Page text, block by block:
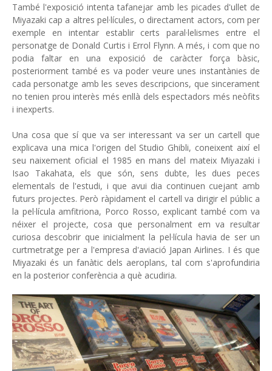
També l'exposició intenta tafanejar amb les picades d'ullet de
Miyazaki cap a altres pel·lícules, o directament actors, com per
exemple en intentar establir certs paral·lelismes entre el
personatge de Donald Curtis i Errol Flynn. A més, i com que no
podia faltar en una exposició de caràcter força bàsic,
posteriorment també es va poder veure unes instantànies de
cada personatge amb les seves descripcions, que sincerament
no tenien prou interès més enllà dels espectadors més neòfits
i inexperts.
Una cosa que sí que va ser interessant va ser un cartell que
explicava una mica l'origen del Studio Ghibli, coneixent així el
seu naixement oficial el 1985 en mans del mateix Miyazaki i
Isao Takahata, els que són, sens dubte, les dues peces
elementals de l'estudi, i que avui dia continuen cuejant amb
futurs projectes. Però ràpidament el cartell va dirigir el públic a
la pel·lícula amfitriona, Porco Rosso, explicant també com va
néixer el projecte, cosa que personalment em va resultar
curiosa descobrir que inicialment la pel·lícula havia de ser un
curtmetratge per a l'empresa d'aviació Japan Airlines. I és que
Miyazaki és un fanàtic dels aeroplans, tal com s'aprofundiria
en la posterior conferència a què acudiria.